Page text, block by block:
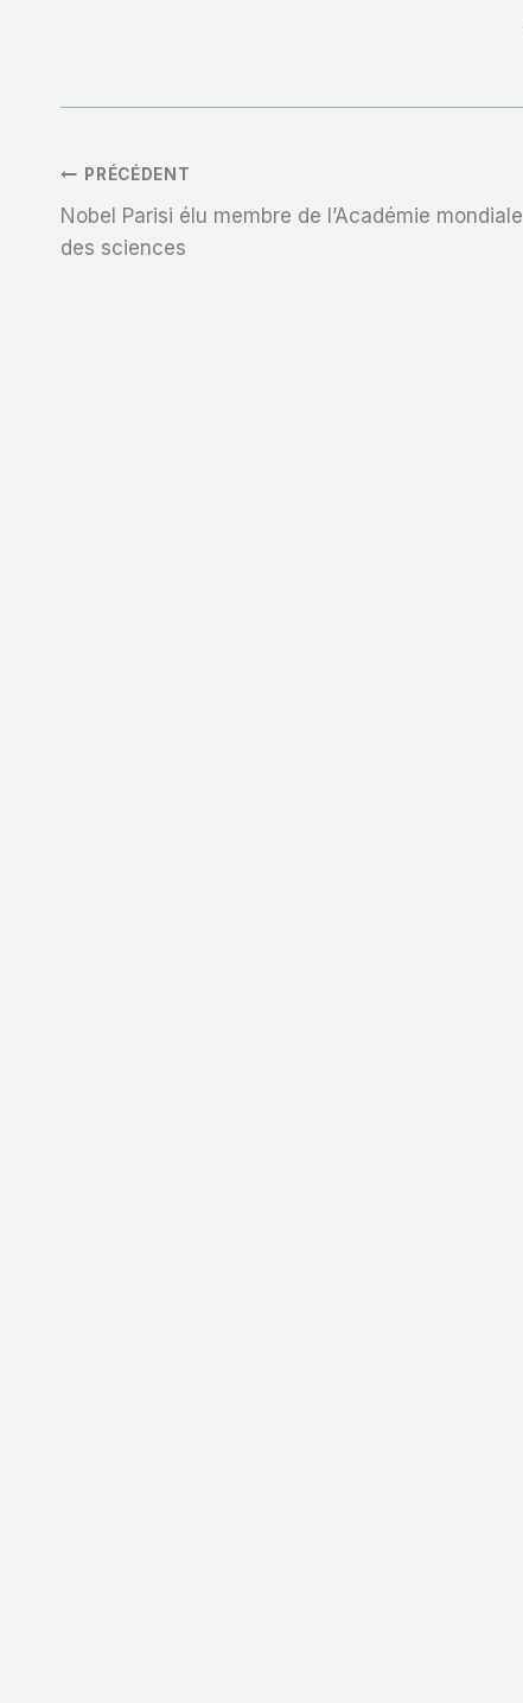
Navigation
De
PRÉCÉDENT
Nobel Parisi élu membre de l’Académie mondiale
des sciences